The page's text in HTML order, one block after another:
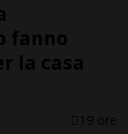
fanno
la casa
19 ore